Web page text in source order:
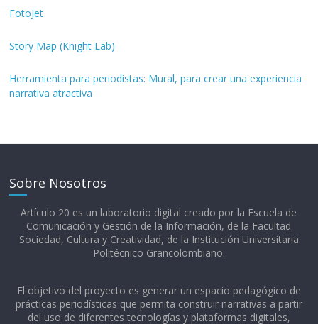
FotoJet
Story Map (Knight Lab)
Herramienta para periodistas: Mural, para crear una experiencia
narrativa atractiva
Sobre Nosotros
Artículo 20 es un laboratorio digital creado por la Escuela de
Comunicación y Gestión de la Información, de la Facultad
Sociedad, Cultura y Creatividad, de la Institución Universitaria
Politécnico Grancolombiano.​
El objetivo del proyecto es generar un espacio pedagógico de
prácticas periodísticas que permita construir narrativas a partir
del uso de diferentes tecnologías y plataformas digitales,